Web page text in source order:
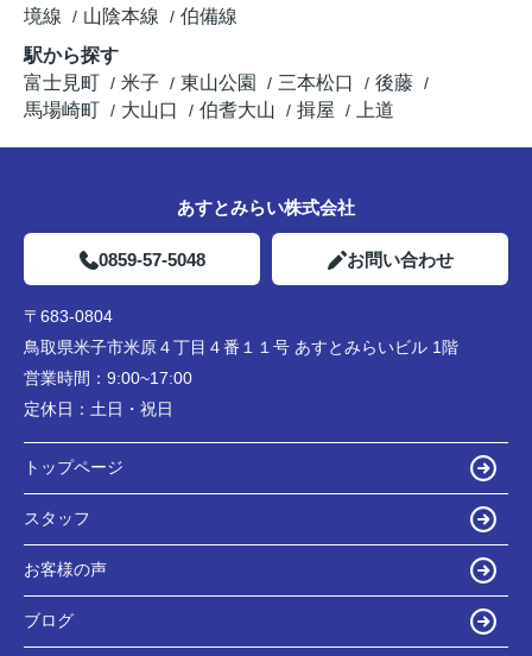
境線
山陰本線
伯備線
駅から探す
富士見町
米子 東山公園 三本松口
後藤
馬場崎町
大山口 伯耆大山 揖屋 上道
あすとみらい株式会社
0859-57-5048 お問い合わせ
〒683-0804
鳥取県米子市米原４丁目４番１１号 あすとみらいビル 1階
営業時間： 9:00~17:00
定休日： 土日・祝日
トップページ
スタッフ
お客様の声
ブログ